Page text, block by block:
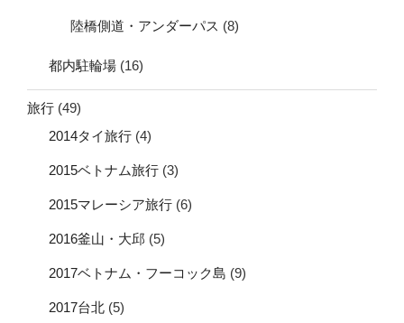
陸橋側道・アンダーパス (8)
都内駐輪場 (16)
旅行 (49)
2014タイ旅行 (4)
2015ベトナム旅行 (3)
2015マレーシア旅行 (6)
2016釜山・大邱 (5)
2017ベトナム・フーコック島 (9)
2017台北 (5)